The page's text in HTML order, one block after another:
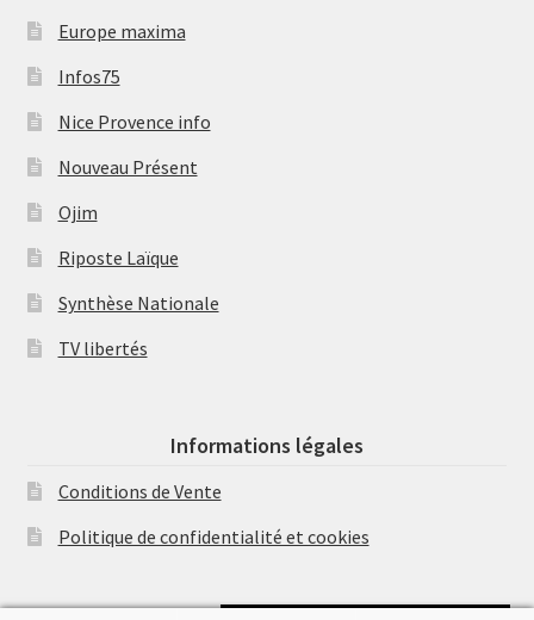
Europe maxima
Infos75
Nice Provence info
Nouveau Présent
Ojim
Riposte Laïque
Synthèse Nationale
TV libertés
Informations légales
Conditions de Vente
Politique de confidentialité et cookies